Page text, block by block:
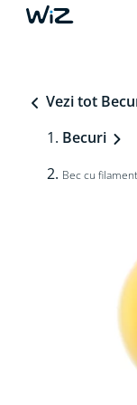
Vezi tot
Becuri
Bec cu